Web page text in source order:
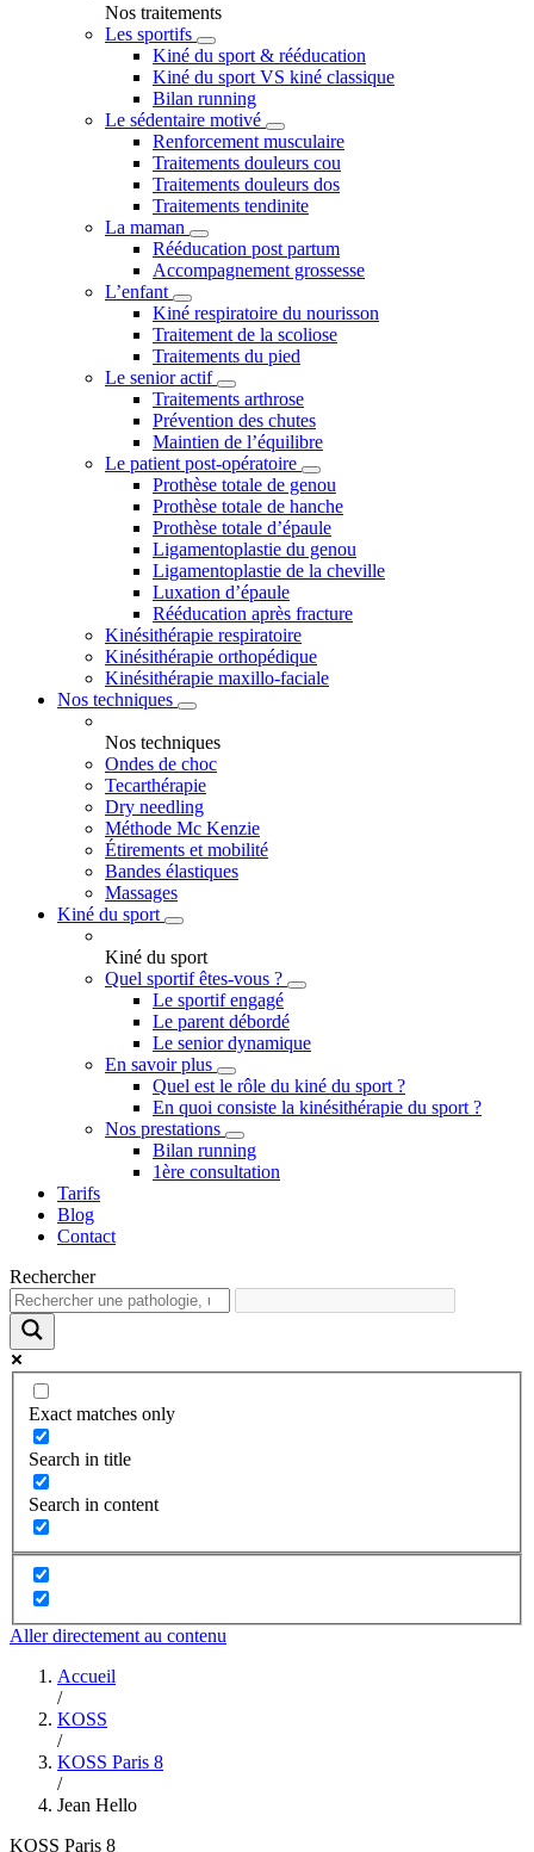
Nos traitements
Les sportifs
Kiné du sport & rééducation
Kiné du sport VS kiné classique
Bilan running
Le sédentaire motivé
Renforcement musculaire
Traitements douleurs cou
Traitements douleurs dos
Traitements tendinite
La maman
Rééducation post partum
Accompagnement grossesse
L’enfant
Kiné respiratoire du nourisson
Traitement de la scoliose
Traitements du pied
Le senior actif
Traitements arthrose
Prévention des chutes
Maintien de l’équilibre
Le patient post-opératoire
Prothèse totale de genou
Prothèse totale de hanche
Prothèse totale d’épaule
Ligamentoplastie du genou
Ligamentoplastie de la cheville
Luxation d’épaule
Rééducation après fracture
Kinésithérapie respiratoire
Kinésithérapie orthopédique
Kinésithérapie maxillo-faciale
Nos techniques
Nos techniques
Ondes de choc
Tecarthérapie
Dry needling
Méthode Mc Kenzie
Étirements et mobilité
Bandes élastiques
Massages
Kiné du sport
Kiné du sport
Quel sportif êtes-vous ?
Le sportif engagé
Le parent débordé
Le senior dynamique
En savoir plus
Quel est le rôle du kiné du sport ?
En quoi consiste la kinésithérapie du sport ?
Nos prestations
Bilan running
1ère consultation
Tarifs
Blog
Contact
Rechercher
Exact matches only
Search in title
Search in content
Aller directement au contenu
Accueil
/
KOSS
/
KOSS Paris 8
/
Jean Hello
KOSS Paris 8